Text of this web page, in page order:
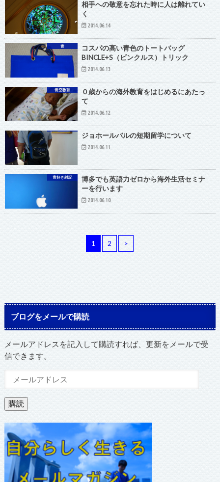
相手への敬意を忘れた時に人は離れてい
く
2014.06.14
青
コスパの高い青色のトートバッグ
BINCLE+S（ビンクルス）トリック
2014.06.13
青空教育
０歳からの海外教育をはじめるにあたっ
て
2014.06.12
ジョホールバルの短期留学について
2014.06.11
青好き雑記
博多でも英語力ゼロから海外生活セミナ
ーを行います
2014.06.10
1 2 >
ブログをメールで購読
メールアドレスを記入して購読すれば、更新をメールで受
信できます。
ル
ア
ド
レ
ス
購読